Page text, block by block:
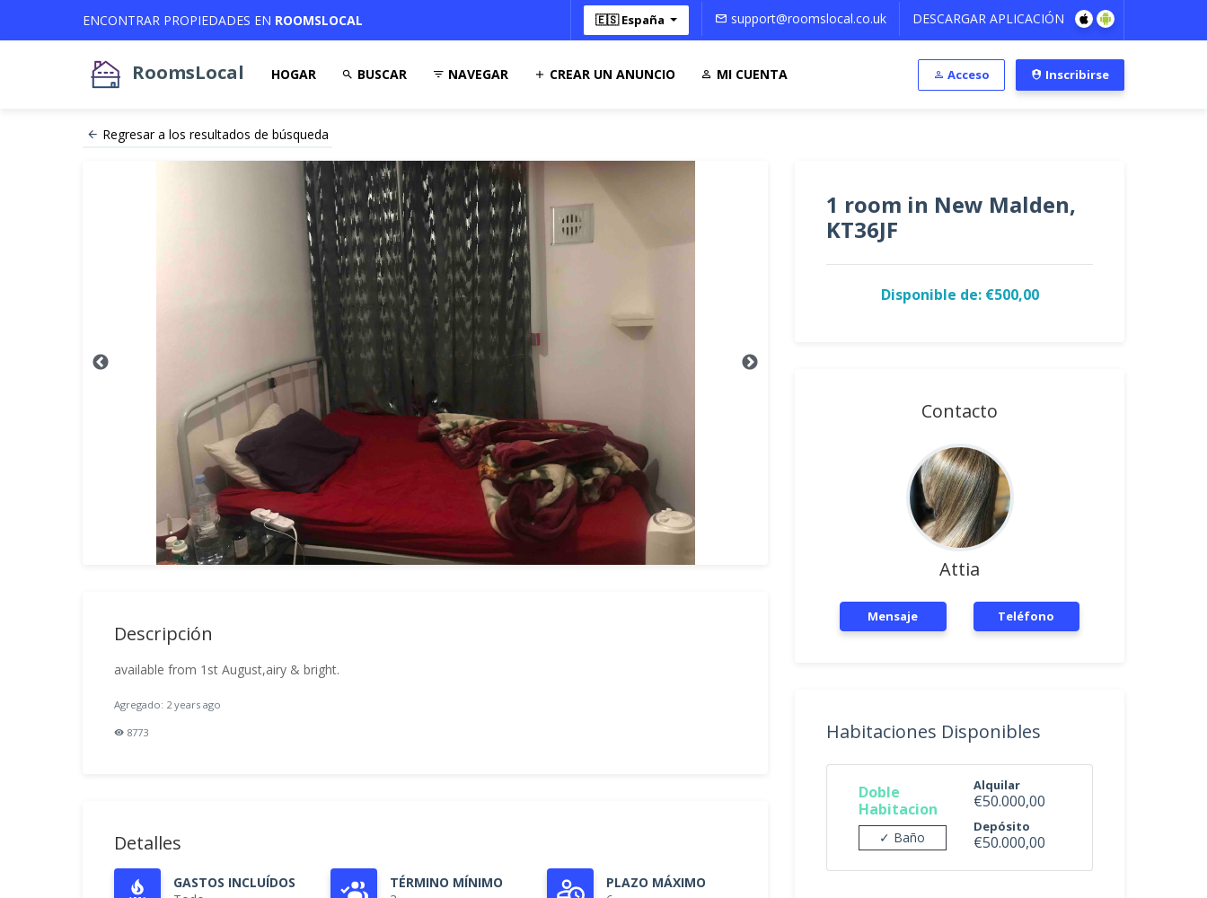
ENCONTRAR PROPIEDADES EN ROOMSLOCAL 🇪🇸 España support@roomslocal.co.uk DESCARGAR APLICACIÓN
RoomsLocal HOGAR BUSCAR NAVEGAR CREAR UN ANUNCIO MI CUENTA Acceso Inscribirse
Regresar a los resultados de búsqueda
Descripción
available from 1st August,airy & bright.
Agregado: 2 years ago
8773
Detalles
GASTOS INCLUÍDOS
TÉRMINO MÍNIMO
PLAZO MÁXIMO
1 room in New Malden,
KT36JF
Disponible de: €500,00
Contacto
Attia
Mensaje Teléfono
Habitaciones Disponibles
Doble
Habitacion
✓ Baño
Alquilar
€50.000,00
Depósito
€50.000,00